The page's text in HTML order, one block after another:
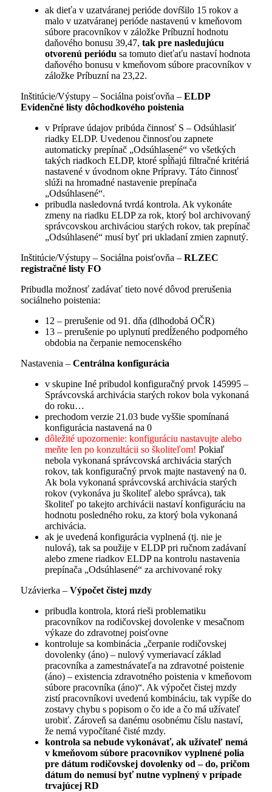
ak dieťa v uzatváranej perióde dovŕšilo 15 rokov a
malo v uzatváranej perióde nastavenú v kmeňovom
súbore pracovníkov v záložke Príbuzní hodnotu
daňového bonusu 39,47, tak pre nasledujúcu
otvorenú periódusa tomuto dieťaťu nastaví hodnota
daňového bonusu v kmeňovom súbore pracovníkov v
záložke Príbuzní na 23,22.
Inštitúcie/Výstupy – Sociálna poisťovňa – ELDP
Evidenčné listy dôchodkového poistenia
v Príprave údajov pribúda činnosť S – Odsúhlasiť
riadky ELDP. Uvedenou činnosťou zapnete
automaticky prepínač „Odsúhlasené“ vo všetkých
takých riadkoch ELDP, ktoré spĺňajú filtračné kritériá
nastavené v úvodnom okne Prípravy. Táto činnosť
slúži na hromadné nastavenie prepínača
„Odsúhlasené“.
pribudla nasledovná tvrdá kontrola. Ak vykonáte
zmeny na riadku ELDP za rok, ktorý bol archivovaný
správcovskou archiváciou starých rokov, tak prepínač
„Odsúhlasené“ musí byť pri ukladaní zmien zapnutý.
Inštitúcie/Výstupy – Sociálna poisťovňa – RLZEC
registračné listy FO
Pribudla možnosť zadávať tieto nové dôvod prerušenia
sociálneho poistenia:
12 – prerušenie od 91. dňa (dlhodobá OČR)
13 – prerušenie po uplynutí predĺženého podporného
obdobia na čerpanie nemocenského
Nastavenia – Centrálna konfigurácia
v skupine Iné pribudol konfiguračný prvok 145995 –
Správcovská archivácia starých rokov bola vykonaná
do roku…
prechodom verzie 21.03 bude vyššie spomínaná
konfigurácia nastavená na 0
dôležité upozornenie: konfiguráciu nastavujte alebo
meňte len po konzultácii so školiteľom! Pokiaľ
nebola vykonaná správcovská archivácia starých
rokov, tak konfiguračný prvok majte nastavený na 0.
Ak bola vykonaná správcovská archivácia starých
rokov (vykonáva ju školiteľ alebo správca), tak
školiteľ po takejto archivácii nastaví konfiguráciu na
hodnotu posledného roku, za ktorý bola vykonaná
archivácia.
ak je uvedená konfigurácia vyplnená (tj. nie je
nulová), tak sa použije v ELDP pri ručnom zadávaní
alebo zmene riadkov ELDP na kontrolu nastavenia
prepínača „Odsúhlasené“ za archivované roky
Uzávierka – Výpočet čistej mzdy
pribudla kontrola, ktorá rieši problematiku
pracovníkov na rodičovskej dovolenke v mesačnom
výkaze do zdravotnej poisťovne
kontroluje sa kombinácia „čerpanie rodičovskej
dovolenky (áno) – nulový vymeriavací základ
pracovníka a zamestnávateľa na zdravotné poistenie
(áno) – existencia zdravotného poistenia v kmeňovom
súbore pracovníka (áno)“. Ak výpočet čistej mzdy
zistí pracovníkovi uvedenú kombináciu, tak vypíše do
zostavy chybu s popisom o čo ide a čo má užívateľ
urobiť. Zároveň sa danému osobnému číslu nastaví,
že nemá vypočítané čisté mzdy.
kontrola sa nebude vykonávať, ak užívateľ nemá
v kmeňovom súbore pracovníkov vyplnené polia
pre dátum rodičovskej dovolenky od – do, pričom
dátum do nemusí byť nutne vyplnený v prípade
trvajúcej RD